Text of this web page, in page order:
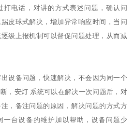
打电话，对讲的方式表述问题，确认问
皮球式解决，增加异常响应时间，当问
级上报机制可以督促问题处理，从而减
设备问题，快速解决，不会因为同一个
，安灯 系统可以在解决一次问题后，对
，备注问题的原因，解决问题的方式方
一台设备的维护加以帮助，设备问题少